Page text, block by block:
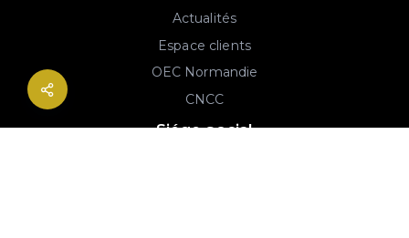
Actualités
Espace clients
OEC Normandie
CNCC
Siége social